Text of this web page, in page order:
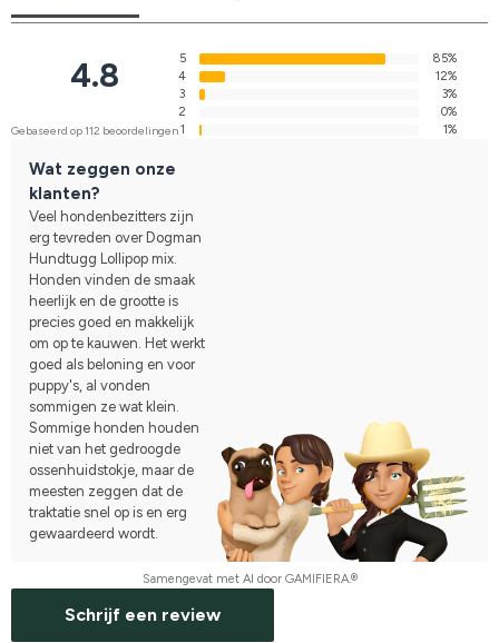
4.8
Gebaseerd op 112 beoordelingen
5
85%
4
12%
3
3%
2
0%
1
1%
Wat zeggen onze
klanten?
Veel hondenbezitters zijn
erg tevreden over Dogman
Hundtugg Lollipop mix.
Honden vinden de smaak
heerlijk en de grootte is
precies goed en makkelijk
om op te kauwen. Het werkt
goed als beloning en voor
puppy's, al vonden
sommigen ze wat klein.
Sommige honden houden
niet van het gedroogde
ossenhuidstokje, maar de
meesten zeggen dat de
traktatie snel op is en erg
gewaardeerd wordt.
Samengevat met AI door GAMIFIERA.®
Schrijf een review